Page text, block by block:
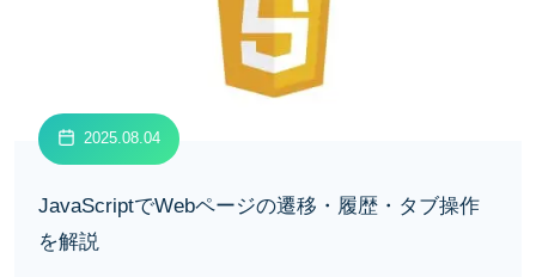
2025.08.04
JavaScriptでWebページの遷移・履歴・タブ操作
を解説